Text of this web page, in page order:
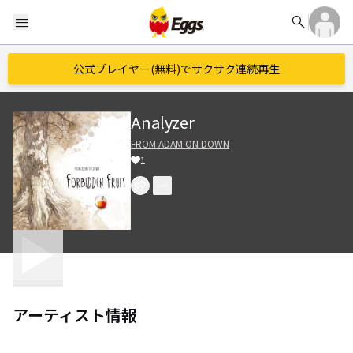
menu search
公式プレイヤー(無料)でサクサク連続再生
Analyzer
FROM ADAM ON DOWN
1
アーティスト情報